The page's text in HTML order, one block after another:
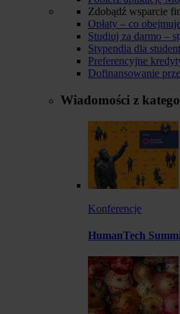
Zdobądź wsparcie
Opłaty – co
Studiuj za darmo –
Stypendia dla
Preferencyjne
Dofinansowanie
Wiadomości z
Konferencje
HumanTech